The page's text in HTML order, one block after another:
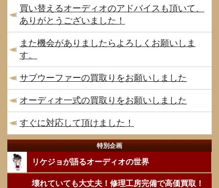
買い替えるオーディオのアドバイスも頂いて、
ありがとうございました！
また機会がありましたらよろしくお願いしま
す。
サブウーファーの買取りをお願いしました
オーディオ一式の買取りをお願いしました
すぐに対応して頂けました！
特別企画
リケジョが語るオーディオの世界
壊れていても大丈夫！修理工房完備で高価買取！